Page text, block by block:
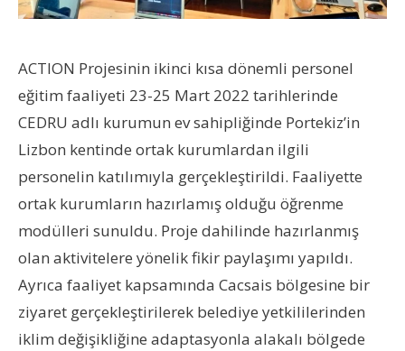
ACTION Projesinin ikinci kısa dönemli personel
eğitim faaliyeti 23-25 Mart 2022 tarihlerinde
CEDRU adlı kurumun ev sahipliğinde Portekiz’in
Lizbon kentinde ortak kurumlardan ilgili
personelin katılımıyla gerçekleştirildi. Faaliyette
ortak kurumların hazırlamış olduğu öğrenme
modülleri sunuldu. Proje dahilinde hazırlanmış
olan aktivitelere yönelik fikir paylaşımı yapıldı.
Ayrıca faaliyet kapsamında Cacsais bölgesine bir
ziyaret gerçekleştirilerek belediye yetkililerinden
iklim değişikliğine adaptasyonla alakalı bölgede